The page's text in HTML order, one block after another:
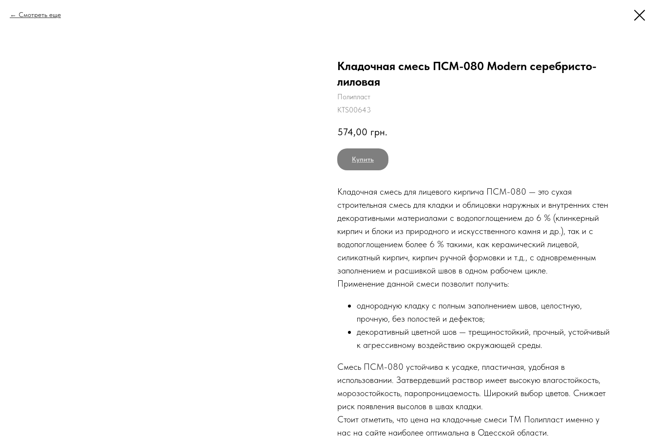
Смотреть еще
Кладочная смесь ПСМ-080 Modern серебристо-
лиловая
Полипласт
KTS00643
574,00 грн.
Купить
Кладочная смесь для лицевого кирпича ПСМ-080 — это сухая
строительная смесь для кладки и облицовки наружных и внутренних стен
декоративными материалами с водопоглощением до 6 % (клинкерный
кирпич и блоки из природного и искусственного камня и др.), так и с
водопоглощением более 6 % такими, как керамический лицевой,
силикатный кирпич, кирпич ручной формовки и т.д., с одновременным
заполнением и расшивкой швов в одном рабочем цикле.
Применение данной смеси позволит получить:
однородную кладку с полным заполнением швов, целостную,
прочную, без полостей и дефектов;
декоративный цветной шов — трещиностойкий, прочный, устойчивый
к агрессивному воздействию окружающей среды.
Смесь ПСМ-080 устойчива к усадке, пластичная, удобная в
использовании. Затвердевший раствор имеет высокую влагостойкость,
морозостойкость, паропроницаемость. Широкий выбор цветов. Снижает
риск появления высолов в швах кладки.
Стоит отметить, что цена на кладочные смеси ТМ Полипласт именно у
нас на сайте наиболее оптимальна в Одесской области.